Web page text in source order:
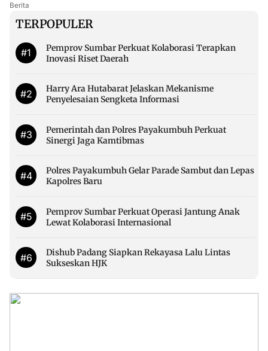
Berita
TERPOPULER
#1
Pemprov Sumbar Perkuat Kolaborasi Terapkan
Inovasi Riset Daerah
#2
Harry Ara Hutabarat Jelaskan Mekanisme
Penyelesaian Sengketa Informasi
#3
Pemerintah dan Polres Payakumbuh Perkuat
Sinergi Jaga Kamtibmas
#4
Polres Payakumbuh Gelar Parade Sambut dan Lepas
Kapolres Baru
#5
Pemprov Sumbar Perkuat Operasi Jantung Anak
Lewat Kolaborasi Internasional
#6
Dishub Padang Siapkan Rekayasa Lalu Lintas
Sukseskan HJK